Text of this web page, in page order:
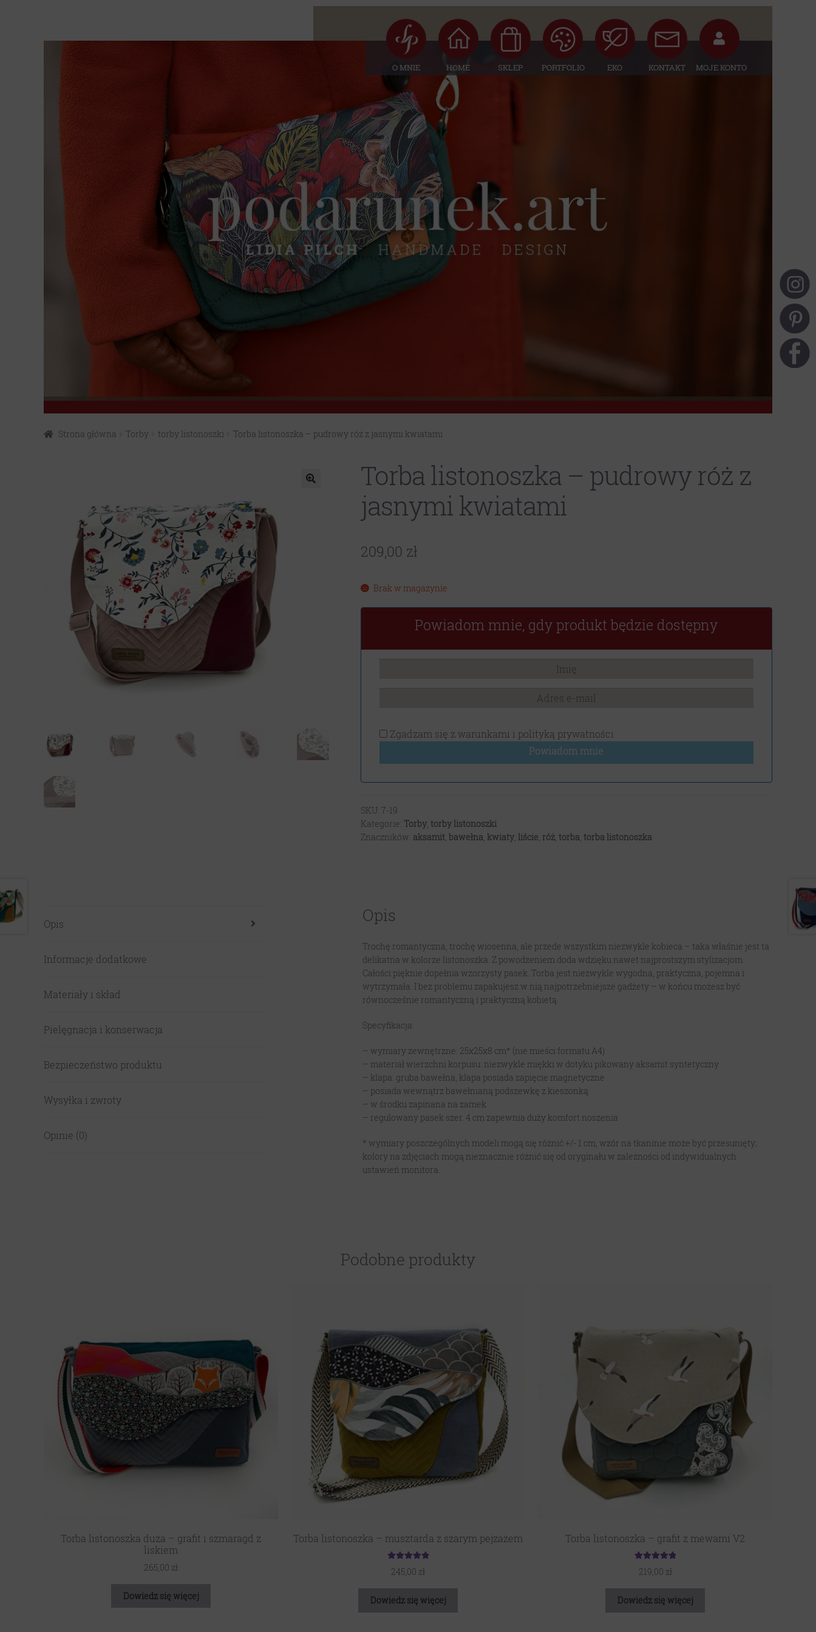
O MNIE HOME SKLEP PORTFOLIO EKO KONTAKT MOJE KONTO
Strona główna Torby torby listonoszki Torba listonoszka – pudrowy róż z jasnymi kwiatami
Torba listonoszka – pudrowy róż z
jasnymi kwiatami
209,00 zł
Brak w magazynie
Powiadom mnie, gdy produkt będzie dostępny
Zgadzam się z warunkami i polityką prywatności
Powiadom mnie
SKU: 7-19
Kategorie: Torby, torby listonoszki
Znaczników: aksamit, bawełna, kwiaty, liście, róż, torba, torba listonoszka
Opis
Informacje dodatkowe
Materiały i skład
Pielęgnacja i konserwacja
Bezpieczeństwo produktu
Wysyłka i zwroty
Opinie (0)
Opis
Trochę romantyczna, trochę wiosenna, ale przede wszystkim niezwykle kobieca – taka właśnie jest ta
delikatna w kolorze listonoszka. Z powodzeniem doda wdzięku nawet najprostszym stylizacjom.
Całości pięknie dopełnia wzorzysty pasek. Torba jest niezwykle wygodna, praktyczna, pojemna i
wytrzymała. I bez problemu zapakujesz w nią najpotrzebniejsze gadżety – w końcu możesz być
równocześnie romantyczną i praktyczną kobietą.
Specyfikacja:
– wymiary zewnętrzne: 25x25x8 cm* (nie mieści formatu A4)
– materiał wierzchni korpusu: niezwykle miękki w dotyku pikowany aksamit syntetyczny
– klapa: gruba bawełna, klapa posiada zapięcie magnetyczne
– posiada wewnątrz bawełnianą podszewkę z kieszonką
– w środku zapinana na zamek
– regulowany pasek szer. 4 cm zapewnia duży komfort noszenia
* wymiary poszczególnych modeli mogą się różnić +/- 1 cm, wzór na tkaninie może być przesunięty;
kolory na zdjęciach mogą nieznacznie różnić się od oryginału w zależności od indywidualnych
ustawień monitora.
Podobne produkty
Torba listonoszka duża – grafit i szmaragd z
liskiem
265,00 zł
Dowiedz się więcej
Torba listonoszka – musztarda z szarym pejzażem
5.00
245,00 zł
Dowiedz się więcej
Torba listonoszka – grafit z mewami V2
5.00
219,00 zł
Dowiedz się więcej